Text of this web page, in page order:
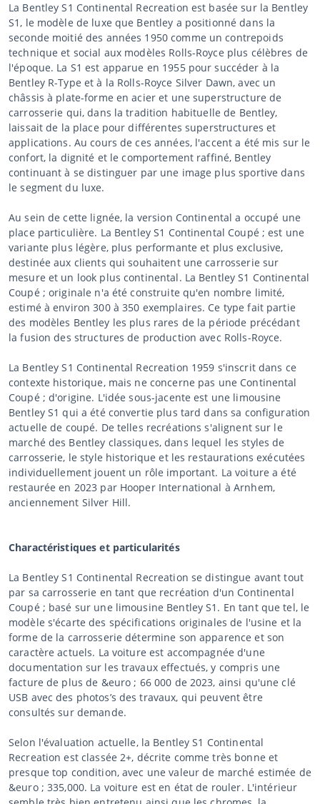
La Bentley S1 Continental Recreation est basée sur la Bentley
S1, le modèle de luxe que Bentley a positionné dans la
seconde moitié des années 1950 comme un contrepoids
technique et social aux modèles Rolls-Royce plus célèbres de
l'époque. La S1 est apparue en 1955 pour succéder à la
Bentley R-Type et à la Rolls-Royce Silver Dawn, avec un
châssis à plate-forme en acier et une superstructure de
carrosserie qui, dans la tradition habituelle de Bentley,
laissait de la place pour différentes superstructures et
applications. Au cours de ces années, l'accent a été mis sur le
confort, la dignité et le comportement raffiné, Bentley
continuant à se distinguer par une image plus sportive dans
le segment du luxe.
Au sein de cette lignée, la version Continental a occupé une
place particulière. La Bentley S1 Continental Coupé ; est une
variante plus légère, plus performante et plus exclusive,
destinée aux clients qui souhaitent une carrosserie sur
mesure et un look plus continental. La Bentley S1 Continental
Coupé ; originale n'a été construite qu'en nombre limité,
estimé à environ 300 à 350 exemplaires. Ce type fait partie
des modèles Bentley les plus rares de la période précédant
la fusion des structures de production avec Rolls-Royce.
La Bentley S1 Continental Recreation 1959 s'inscrit dans ce
contexte historique, mais ne concerne pas une Continental
Coupé ; d'origine. L'idée sous-jacente est une limousine
Bentley S1 qui a été convertie plus tard dans sa configuration
actuelle de coupé. De telles recréations s'alignent sur le
marché des Bentley classiques, dans lequel les styles de
carrosserie, le style historique et les restaurations exécutées
individuellement jouent un rôle important. La voiture a été
restaurée en 2023 par Hooper International à Arnhem,
anciennement Silver Hill.
Charactéristiques et particularités
La Bentley S1 Continental Recreation se distingue avant tout
par sa carrosserie en tant que recréation d'un Continental
Coupé ; basé sur une limousine Bentley S1. En tant que tel, le
modèle s'écarte des spécifications originales de l'usine et la
forme de la carrosserie détermine son apparence et son
caractère actuels. La voiture est accompagnée d'une
documentation sur les travaux effectués, y compris une
facture de plus de &euro ; 66 000 de 2023, ainsi qu'une clé
USB avec des photos’s des travaux, qui peuvent être
consultés sur demande.
Selon l'évaluation actuelle, la Bentley S1 Continental
Recreation est classée 2+, décrite comme très bonne et
presque top condition, avec une valeur de marché estimée de
&euro ; 335,000. La voiture est en état de rouler. L'intérieur